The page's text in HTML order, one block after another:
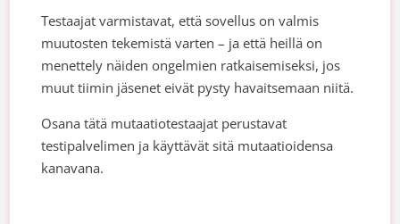
Testaajat varmistavat, että sovellus on valmis
muutosten tekemistä varten – ja että heillä on
menettely näiden ongelmien ratkaisemiseksi, jos
muut tiimin jäsenet eivät pysty havaitsemaan niitä.
Osana tätä mutaatiotestaajat perustavat
testipalvelimen ja käyttävät sitä mutaatioidensa
kanavana.